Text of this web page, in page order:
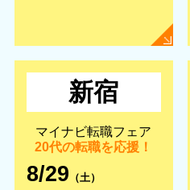
新宿
マイナビ転職フェア
20代の転職を応援！
8/29 （土）